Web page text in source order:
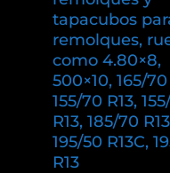
tapacubos
remolques,
como 4.80×8,
500×10, 165/70
155/70 R13,
R13, 185/70
195/50 R13C,
R13